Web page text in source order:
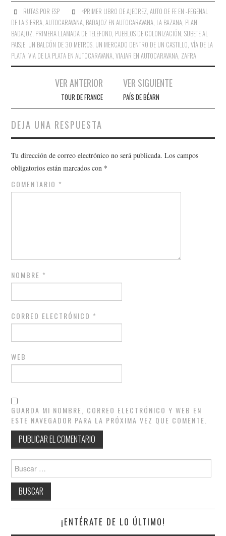
RUTAS POR ESP <PRIMER LIBRO DE AJEDREZ, AUTO DE FE EN -FEGENAL
DE LA SIERRA,AUTOCARAVANA, BADAJOZ EN AUTOCARAVANA, LA BAZANA, PLAN
BADAJOZ, PRIMERA LLAMADA DE TELEFONO, PUEBLOS DE COLONIZACIÓN,SUBETE AL
PAISJE, UN BALCÓN DE 30 METROS, UN MERCADO DENTRO DE UN CASTILLO,VÍA DE LA
PLATA,VIA DE LA PLATA EN AUTOCARAVANA,VIAJAR EN AUTOCARAVANA, ZAFRA
Navegación
entradas
VER ANTERIOR
TOUR DE FRANCE
VER SIGUIENTE
PAÍS DE BÉARN
DEJA UNA RESPUESTA
Tu dirección de correo electrónico no será publicada. Los campos
obligatorios están marcados con *
COMENTARIO *
NOMBRE *
CORREO ELECTRÓNICO *
WEB
GUARDA MI NOMBRE, CORREO ELECTRÓNICO Y WEB EN
ESTE NAVEGADOR PARA LA PRÓXIMA VEZ QUE COMENTE.
Buscar:
¡ENTÉRATE DE LO ÚLTIMO!